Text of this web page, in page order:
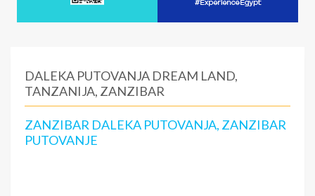
DALEKA PUTOVANJA DREAM LAND,
TANZANIJA, ZANZIBAR
ZANZIBAR DALEKA PUTOVANJA, ZANZIBAR
PUTOVANJE